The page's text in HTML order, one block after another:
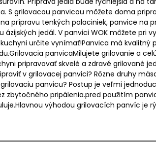
grilovacou panvicou môžete doma
prípravu tenkých palaciniek, panvice na
jedál. V panvici WOK môžete pri
určite vynímať!Panvica má kvalitný
panvicaMilujete grilovanie a
pripravovať skvelé a zdravé grilované
v grilovacej panvici? Rôzne druhy
panvicu? Postup je veľmi
pripálenia.pred použitím
výhodou grilovacích panvíc je